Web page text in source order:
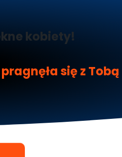
kobiety!
się z Tobą